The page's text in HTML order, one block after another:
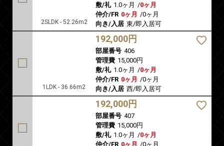
2SLDK - 52.26m2
敷/礼 1.0ヶ月 /0ヶ月
仲介/FR 0ヶ月 /0ヶ月
向き/入居 東/即入居可
1LDK - 36.66m2
192,000円
部屋番号 406
管理費 15,000円
敷/礼 1.0ヶ月 /0ヶ月
仲介/FR 0ヶ月 /0ヶ月
向き/入居 西/即入居可
192,000円
部屋番号 407
管理費 15,000円
敷/礼 1.0ヶ月 /0ヶ月
仲介/FR 0ヶ月 /0ヶ月